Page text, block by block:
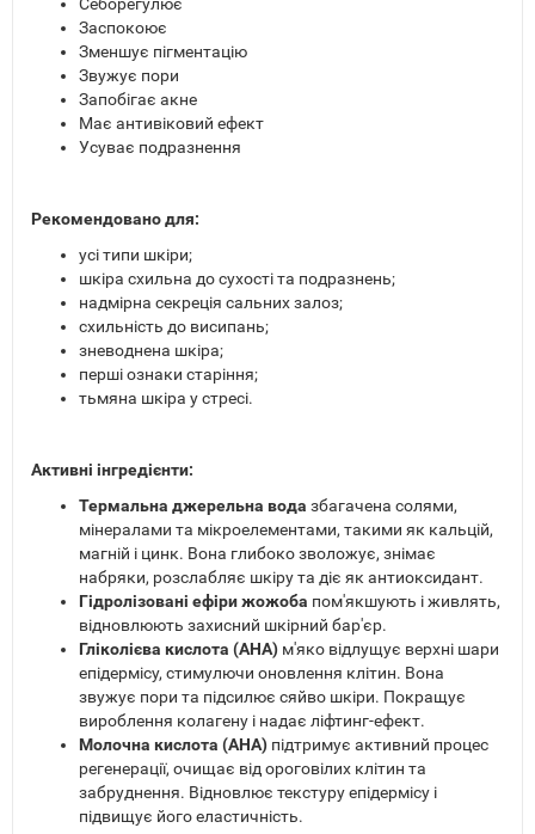
Заспокоює
Зменшує пігментацію
Звужує пори
Запобігає акне
Має антивіковий ефект
Усуває подразнення
Рекомендовано для:
усі типи шкіри;
шкіра схильна до сухості та подразнень;
надмірна секреція сальних залоз;
схильність до висипань;
зневоднена шкіра;
перші ознаки старіння;
тьмяна шкіра у стресі.
Активні інгредієнти:
Термальна джерельна вода збагачена солями,
мінералами та мікроелементами, такими як кальцій,
магній і цинк. Вона глибоко зволожує, знімає
набряки, розслабляє шкіру та діє як антиоксидант.
Гідролізовані ефіри жожоба пом'якшують і живлять,
відновлюють захисний шкірний бар'єр.
Гліколієва кислота (AHA) м'яко відлущує верхні шари
епідермісу, стимулючи оновлення клітин. Вона
звужує пори та підсилює сяйво шкіри. Покращує
вироблення колагену і надає ліфтинг-ефект.
Молочна кислота (AHA) підтримує активний процес
регенерації, очищає від ороговілих клітин та
забруднення. Відновлює текстуру епідермісу і
підвищує його еластичність.